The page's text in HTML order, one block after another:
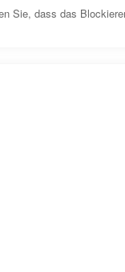
Sie, dass das